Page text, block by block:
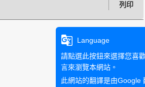
列印
g_translate
Language
請點選此按鈕來選擇您喜
言來瀏覽本網站。
此網站的翻譯是由Google